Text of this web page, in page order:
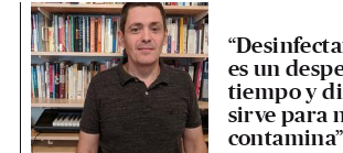
es un
tiempo y
sirve para
contamina”